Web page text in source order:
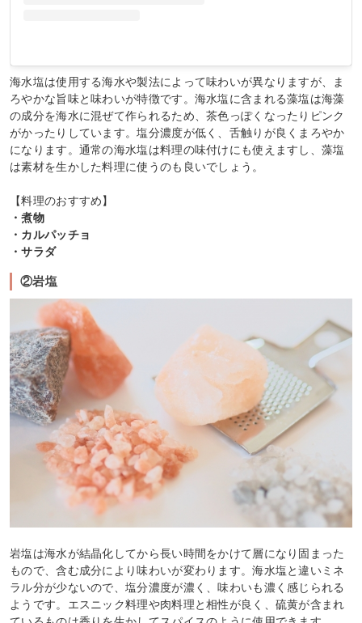
海水塩は使用する海水や製法によって味わいが異なりますが、ま
ろやかな旨味と味わいが特徴です。海水塩に含まれる藻塩は海藻
の成分を海水に混ぜて作られるため、茶色っぽくなったりピンク
がかったりしています。塩分濃度が低く、舌触りが良くまろやか
になります。通常の海水塩は料理の味付けにも使えますし、藻塩
は素材を生かした料理に使うのも良いでしょう。
【料理のおすすめ】
・煮物
・カルパッチョ
・サラダ
②岩塩
岩塩は海水が結晶化してから長い時間をかけて層になり固まった
もので、含む成分により味わいが変わります。海水塩と違いミネ
ラル分が少ないので、塩分濃度が濃く、味わいも濃く感じられる
ようです。エスニック料理や肉料理と相性が良く、硫黄が含まれ